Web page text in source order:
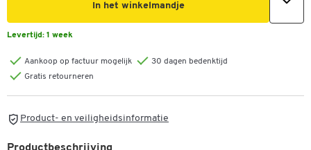
In het winkelmandje
Levertijd: 1 week
Aankoop op factuur mogelijk
30 dagen bedenktijd
Gratis retourneren
Product- en veiligheidsinformatie